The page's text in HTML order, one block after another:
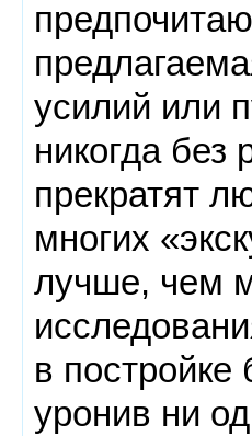
усилий или
никогда
прекратят
многих
лучше, чем
в постройке
уронив ни